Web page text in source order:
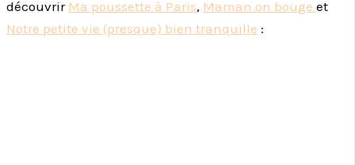
découvrir Ma poussette à Paris, Maman on bouge et
Notre petite vie (presque) bien tranquille :